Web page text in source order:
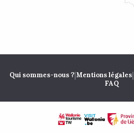
Qui sommes-nous ?|Mentions légales|
FAQ